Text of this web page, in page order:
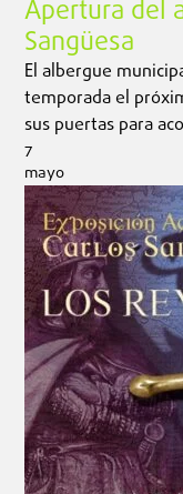
Apertura del
Sangüesa
El albergue
temporada el
sus puertas para
7
mayo